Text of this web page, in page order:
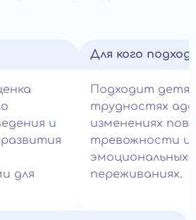
и
для
Для кого
Подходит
трудностях
изменениях
тревожности и
эмоциональных
переживаниях.